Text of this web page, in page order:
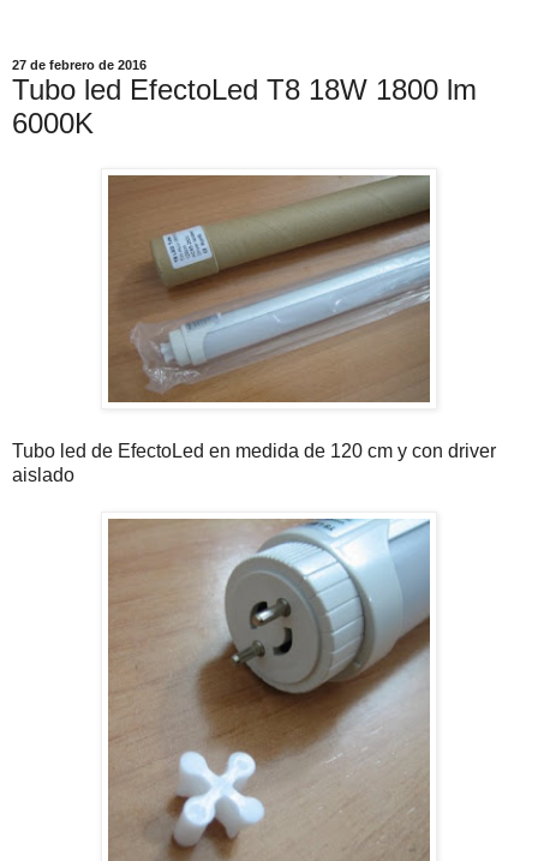
27 de febrero de 2016
Tubo led EfectoLed T8 18W 1800 lm
6000K
Tubo led de EfectoLed en medida de 120 cm y con driver
aislado